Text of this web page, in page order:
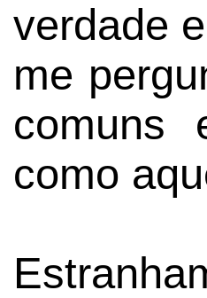
verdade
me
comuns
como